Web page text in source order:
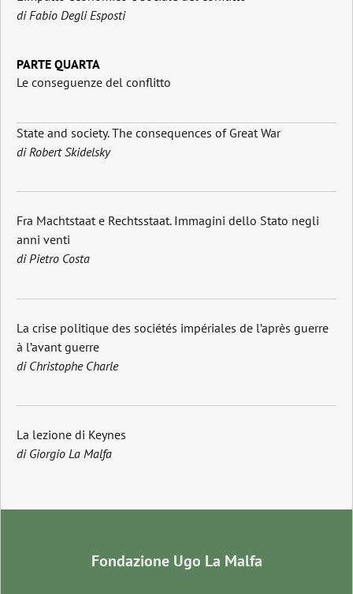
di Fabio Degli Esposti
PARTE QUARTA
Le conseguenze del conflitto
State and society. The consequences of Great War
di Robert Skidelsky
Fra Machtstaat e Rechtsstaat. Immagini dello Stato negli
anni venti
di Pietro Costa
La crise politique des sociétés impériales de l’après guerre
à l’avant guerre
di Christophe Charle
La lezione di Keynes
di Giorgio La Malfa
Fondazione Ugo La Malfa